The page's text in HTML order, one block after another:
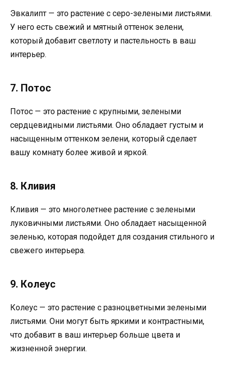
Эвкалипт — это растение с серо-зелеными листьями.
У него есть свежий и мятный оттенок зелени,
который добавит светлоту и пастельность в ваш
интерьер.
7. Потос
Потос — это растение с крупными, зелеными
сердцевидными листьями. Оно обладает густым и
насыщенным оттенком зелени, который сделает
вашу комнату более живой и яркой.
8. Кливия
Кливия — это многолетнее растение с зелеными
луковичными листьями. Оно обладает насыщенной
зеленью, которая подойдет для создания стильного и
свежего интерьера.
9. Колеус
Колеус — это растение с разноцветными зелеными
листьями. Они могут быть яркими и контрастными,
что добавит в ваш интерьер больше цвета и
жизненной энергии.